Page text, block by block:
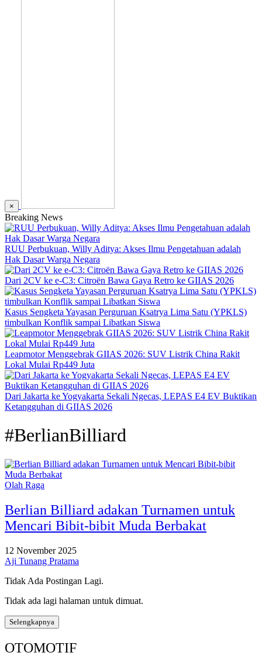
×
Breaking News
RUU Perbukuan, Willy Aditya: Akses Ilmu Pengetahuan adalah
Hak Dasar Warga Negara
Dari 2CV ke e-C3: Citroën Bawa Gaya Retro ke GIIAS 2026
Kasus Sengketa Yayasan Perguruan Ksatrya Lima Satu (YPKLS)
timbulkan Konflik sampai Libatkan Siswa
Leapmotor Menggebrak GIIAS 2026: SUV Listrik China Rakit
Lokal Mulai Rp449 Juta
Dari Jakarta ke Yogyakarta Sekali Ngecas, LEPAS E4 EV Buktikan
Ketangguhan di GIIAS 2026
#BerlianBilliard
Olah Raga
Berlian Billiard adakan Turnamen untuk
Mencari Bibit-bibit Muda Berbakat
12 November 2025
Aji Tunang Pratama
Tidak Ada Postingan Lagi.
Tidak ada lagi halaman untuk dimuat.
Selengkapnya
OTOMOTIF